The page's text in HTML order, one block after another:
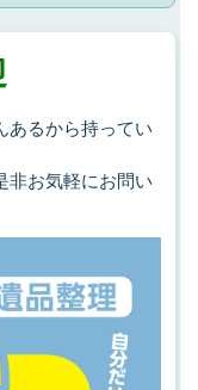
あるから持ってい
非お気軽にお問い